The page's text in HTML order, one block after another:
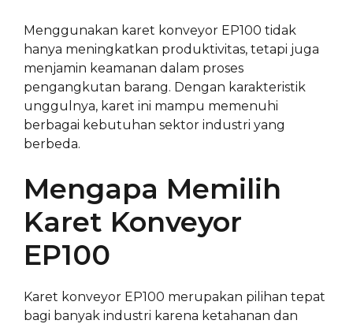
Menggunakan karet konveyor EP100 tidak
hanya meningkatkan produktivitas, tetapi juga
menjamin keamanan dalam proses
pengangkutan barang. Dengan karakteristik
unggulnya, karet ini mampu memenuhi
berbagai kebutuhan sektor industri yang
berbeda.
Mengapa Memilih
Karet Konveyor
EP100
Karet konveyor EP100 merupakan pilihan tepat
bagi banyak industri karena ketahanan dan